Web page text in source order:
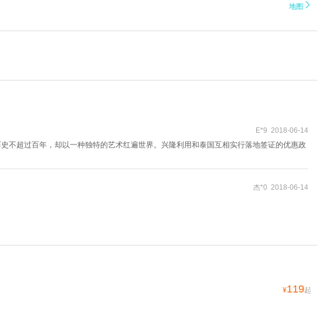
地图 
E*9 2018-06-14
不超过百年，却以一种独特的艺术红遍世界。兴隆利用和泰国互相实行落地签证的优惠政
杰*0 2018-06-14
¥119起